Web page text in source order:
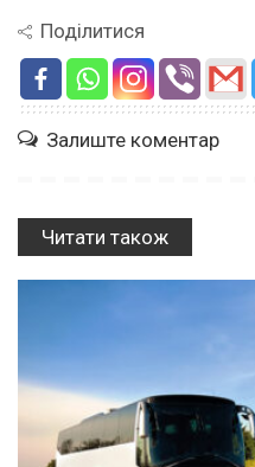
Поділитися
Залиште коментар
Читати також